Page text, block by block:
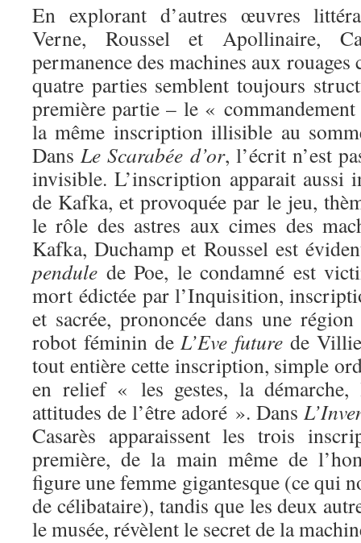
En explorant d’autres œuvres
Verne, Roussel et Apollinaire,
permanence des machines aux
quatre parties semblent toujours
première partie – le «
la même inscription illisible au
DansLe Scarabée d’or, l’écrit n’est
invisible. L’inscription apparait aussi
de Kafka, et provoquée par le jeu,
le rôle des astres aux cimes des
Kafka, Duchamp et Roussel est
pendule de Poe, le condamné est
mort édictée par l’Inquisition,
et sacrée, prononcée dans une
robot féminin deL’Eve future de
tout entière cette inscription, simple
en relief « les gestes, la démarche,
attitudes de l’être adoré ». Dans
Casarès apparaissent les trois
première, de la main même de
figure une femme gigantesque (ce qui
de célibataire), tandis que les deux
le musée, révèlent le secret de la